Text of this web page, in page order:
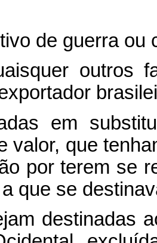
de guerra ou
outros
em
valor, que
por terem se
que se
destinadas